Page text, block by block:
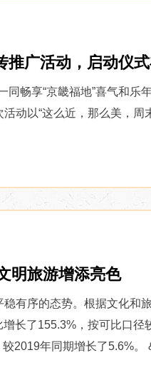
广活动，启动仪式
畅享“京畿福地”喜气和乐
动以“这么近，那么美，
明旅游增添亮色
序的态势。根据文化和
长了155.3%，按可比口径
2019年同期增长了5.6%。